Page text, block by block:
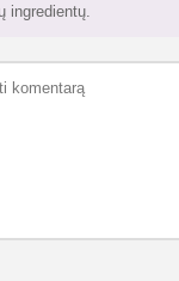
ingredientų.